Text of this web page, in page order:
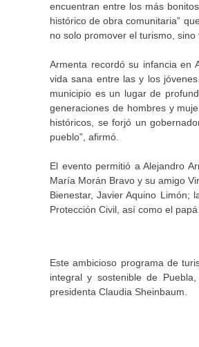
encuentran entre los más
histórico de obra comunitaria”
no solo promover el turismo,
Armenta recordó su infancia en
vida sana entre las y los
municipio es un lugar de
generaciones de hombres y
históricos, se forjó un
pueblo”, afirmó.
El evento permitió a Alejandro
María Morán Bravo y su amigo
Bienestar, Javier Aquino Limón;
Protección Civil, así como el
Este ambicioso programa de
integral y sostenible de
presidenta Claudia Sheinbaum.